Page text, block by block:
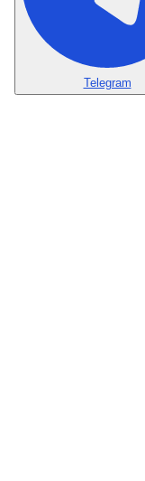
Telegram